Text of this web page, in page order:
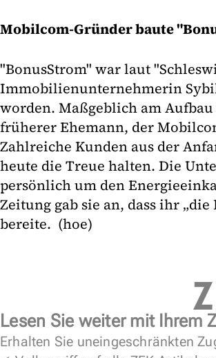
Mobilcom-Gründer baute
"BonusStrom" war laut
Immobilienunternehmerin
worden. Maßgeblich am
früherer Ehemann, der
Zahlreiche Kunden aus der
heute die Treue halten. Die
persönlich um den
Zeitung gab sie an, dass ihr
bereite. (hoe)
Lesen Sie weiter mit Ihrem
Erhalten Sie uneingeschränkten